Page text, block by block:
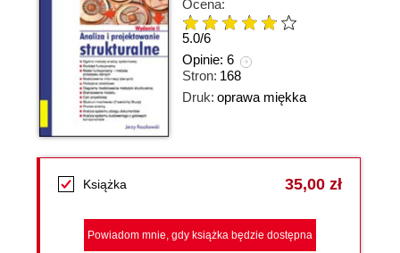
Ocena:
5.0/6
Opinie: 6
Stron: 168
Druk: oprawa miękka
Książka 35,00 zł
Powiadom mnie, gdy książka będzie dostępna